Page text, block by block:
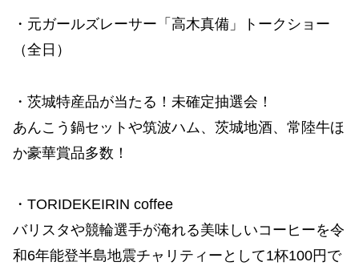
・元ガールズレーサー「高木真備」トークショー
（全日）
・茨城特産品が当たる！未確定抽選会！
あんこう鍋セットや筑波ハム、茨城地酒、常陸牛ほ
か豪華賞品多数！
・TORIDEKEIRIN coffee
バリスタや競輪選手が淹れる美味しいコーヒーを令
和6年能登半島地震チャリティーとして1杯100円で